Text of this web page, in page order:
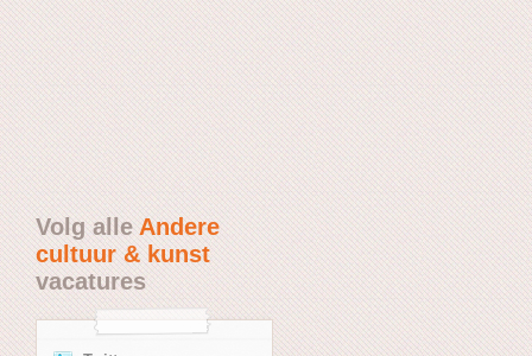
Volg alleAndere
cultuur & kunst
vacatures